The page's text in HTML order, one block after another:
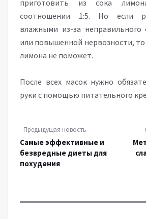
приготовить из сока
соотношении 1:5. Но если
влажными из-за
или повышенной нервозности, то
лимона не поможет.
После всех масок нужно
руки с помощью питательного
Предыдущая новость
Самые эффективные и
безвредные диеты для
похудения